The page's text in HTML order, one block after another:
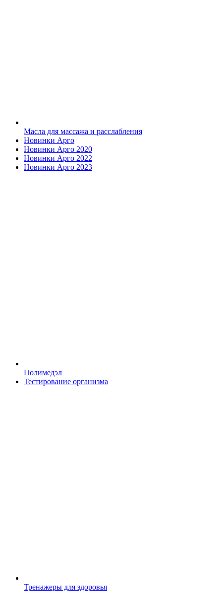
Масла для массажа и расслабления
Новинки Арго
Новинки Арго 2020
Новинки Арго 2022
Новинки Арго 2023
Полимедэл
Тестирование организма
Тренажеры для здоровья